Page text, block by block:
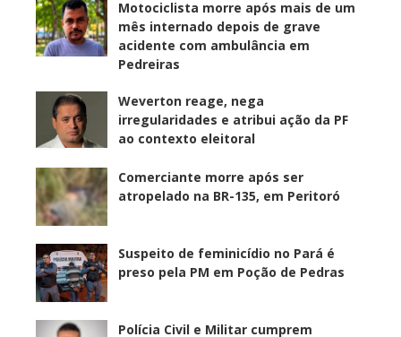
Motociclista morre após mais de um
mês internado depois de grave
acidente com ambulância em
Pedreiras
Weverton reage, nega
irregularidades e atribui ação da PF
ao contexto eleitoral
Comerciante morre após ser
atropelado na BR-135, em Peritoró
Suspeito de feminicídio no Pará é
preso pela PM em Poção de Pedras
Polícia Civil e Militar cumprem